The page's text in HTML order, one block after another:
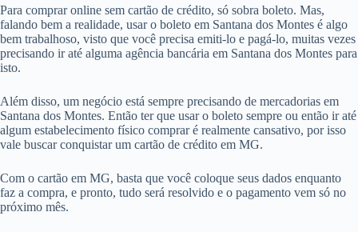
Para comprar online sem cartão de crédito, só sobra boleto. Mas,
falando bem a realidade, usar o boleto em Santana dos Montes é algo
bem trabalhoso, visto que você precisa emiti-lo e pagá-lo, muitas vezes
precisando ir até alguma agência bancária em Santana dos Montes para
isto.
Além disso, um negócio está sempre precisando de mercadorias em
Santana dos Montes. Então ter que usar o boleto sempre ou então ir até
algum estabelecimento físico comprar é realmente cansativo, por isso
vale buscar conquistar um cartão de crédito em MG.
Com o cartão em MG, basta que você coloque seus dados enquanto
faz a compra, e pronto, tudo será resolvido e o pagamento vem só no
próximo mês.